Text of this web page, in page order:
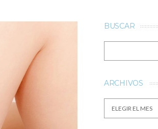
BUSCAR
ARCHIVOS
Archivos